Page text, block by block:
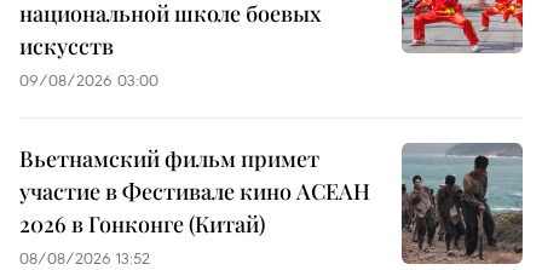
национальной школе боевых
искусств
09/08/2026 03:00
Вьетнамский фильм примет
участие в Фестивале кино АСЕАН
2026 в Гонконге (Китай)
08/08/2026 13:52